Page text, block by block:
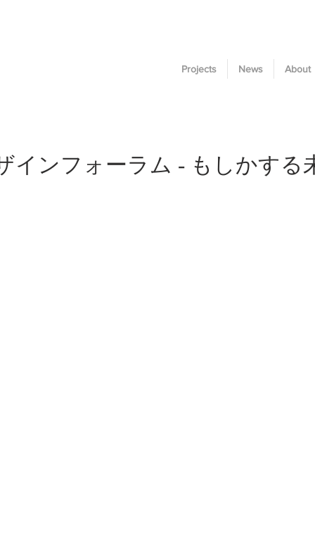
Projects News About
インフォーラム - もしかする